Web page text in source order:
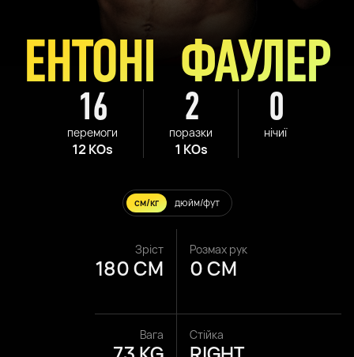
16
перемоги
12 KOs
2
поразки
1 KOs
0
нічиї
ЕНТОНІ ФАУЛЕР
см/кг дюйм/фут
Зріст
180 CM
Розмах рук
0 CM
Вага Стійка